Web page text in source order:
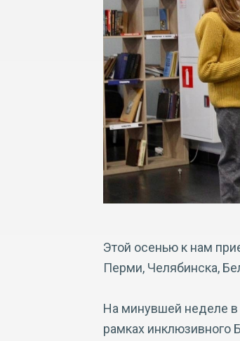
Этой осенью к нам
Перми, Челябинска,
На минувшей неделе
рамках инклюзивного